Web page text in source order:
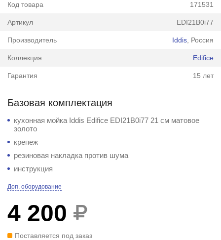
Код товара 171531
Артикул EDI21B0i77
Производитель Iddis , Россия
Коллекция Edifice
Гарантия 15 лет
Базовая комплектация
кухонная мойка Iddis Edifice EDI21B0i77 21 см матовое
золото
крепеж
резиновая накладка против шума
инструкция
Доп. оборудование
4 200
Поставляется под заказ